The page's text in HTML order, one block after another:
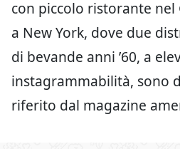
con piccolo ristorante nel
a New York, dove due
di bevande anni ’60, a
instagrammabilità, sono
riferito dal magazine